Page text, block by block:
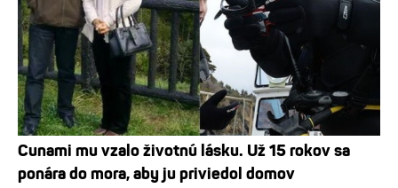
Cunami mu vzalo životnú lásku. Už 15 rokov sa
ponára do mora, aby ju priviedol domov